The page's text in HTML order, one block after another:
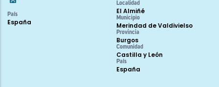
País
España
Localidad
El Almiñé
Municipio
Merindad de Valdivielso
Provincia
Burgos
Comunidad
Castilla y León
País
España